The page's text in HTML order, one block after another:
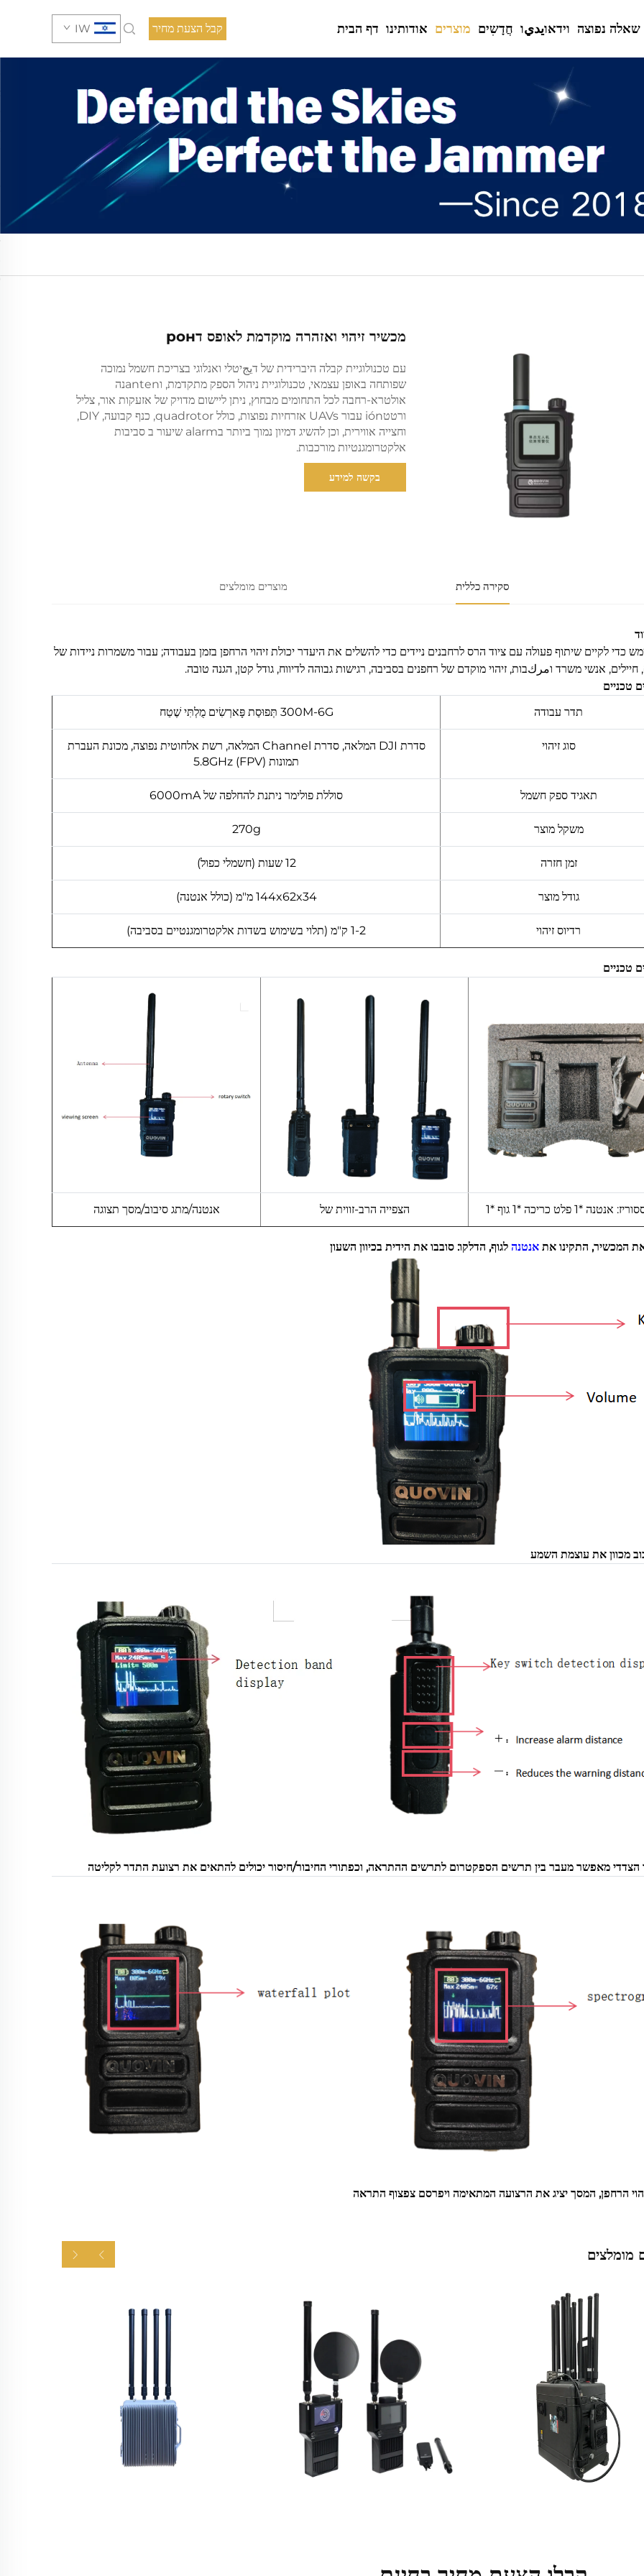
דף הבית אודותינו מוצרים חֲדָשִים וידאוيديו שאלה נפוצה קבל הצעת מחיר IW
מכשיר זיהוי ואזהרה מוקדמת לאופס דрон
עם טכנולוגיית קבלה היברידית של דيجיטלי ואנלוגי בצריכת חשמל נמוכה
שפותחה באופן עצמאי, טכנולוגיית ניהול הספק מתקדמת, וantenנה
אולטרא-רחבה לכל התחומים מבחוץ, ניתן ליישום מדויק של אזעקות אור, צליל
ורטטión עבור UAVs אזרחיות נפוצות, כולל quadrotor, כנף קבועה, DIY,
וחצייה אווירית, וכן להשיג דמיון נמוך ביותר בalarm שיעור ב סביבות
אלקטרומגנטיות מורכבות.
בקשה למידע
סקירה כללית מוצרים מומלצים
כדי לקיים שיתוף פעולה עם ציוד הרס לרחבנים ניידים כדי להשלים את היעדר יכולת זיהוי הרחפן בזמן בעבודה; עבור משמרות ניידות של
חיילים, אנשי משרד וمركבות, זיהוי מוקדם של רחפנים בסביבה, רגישות גבוהה לדיווח, גודל קטן, הגנה טובה.
טכניים
תדר עבודה
300M-6G תְּפוּסַת פָּארְשִׂים מֻלְתִּי שֶׁטַח
סוג זיהוי
סדרת DJI המלאה, סדרת Channel המלאה, רשת אלחוטית נפוצה, מכונת העברת
תמונות 5.8GHz (FPV)
תאגיד ספק חשמל סוללת פולימר ניתנת להחלפה של 6000mA
משקל מוצר 270g
זמן חזרה 12 שעות (חשמלי כפול)
גודל מוצר 144x62x34 מ"מ (כולל אנטנה)
רדיוס זיהוי 1-2 ק"מ (תלוי בשימוש בשדות אלקטרומגנטיים בסביבה)
טכניים
אנטנה *1 פלט כריכה *1 גוף *1 הצפייה הרב-זווית של אנטנה/מתג סיבוב/מסך תצוגה
את המכשיר, התקינו את אנטנה לגוף, הדלקו: סובבו את הידית בכיוון השעון
מכוון את עוצמת השמע
הצדדי מאפשר מעבר בין תרשים הספקטרום לתרשים ההתראה, וכפתורי החיבור/חיסור יכולים להתאים את רצועת התדר לקליטה
הרחפן, המסך יציג את הרצועה המתאימה ויפרסם צפצוף התראה
מומלצים